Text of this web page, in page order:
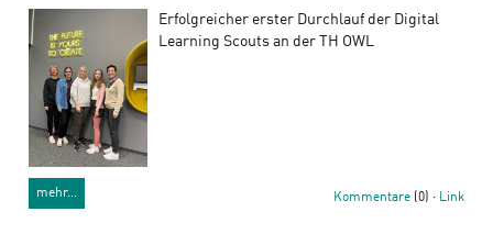
Erfolgreicher erster Durchlauf der Digital
Learning Scouts an der TH OWL
mehr… Kommentare (0) · Link